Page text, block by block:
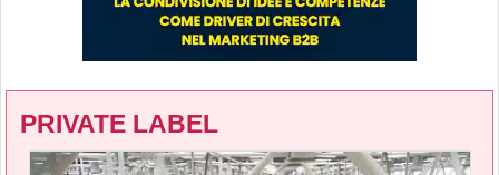
PRIVATE LABEL